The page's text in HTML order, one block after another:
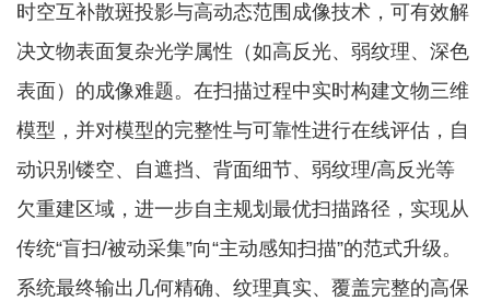
时空互补散斑投影与高动态范围成像技术，可有效解
决文物表面复杂光学属性（如高反光、弱纹理、深色
表面）的成像难题。在扫描过程中实时构建文物三维
模型，并对模型的完整性与可靠性进行在线评估，自
动识别镂空、自遮挡、背面细节、弱纹理/高反光等
欠重建区域，进一步自主规划最优扫描路径，实现从
传统“盲扫/被动采集”向“主动感知扫描”的范式升级。
系统最终输出几何精确、纹理真实、覆盖完整的高保